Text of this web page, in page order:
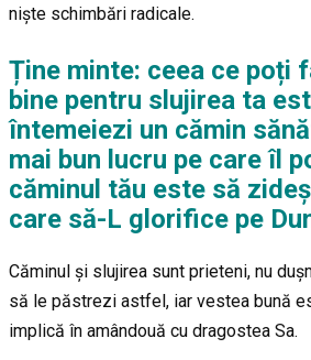
niște schimbări radicale.
Ține minte: ceea ce poți
bine pentru slujirea ta
întemeiezi un cămin
mai bun lucru pe care îl
căminul tău este să
care să-L glorifice pe
Căminul și slujirea sunt prieteni, nu
să le păstrezi astfel, iar vestea bună
implică în amândouă cu dragostea Sa.